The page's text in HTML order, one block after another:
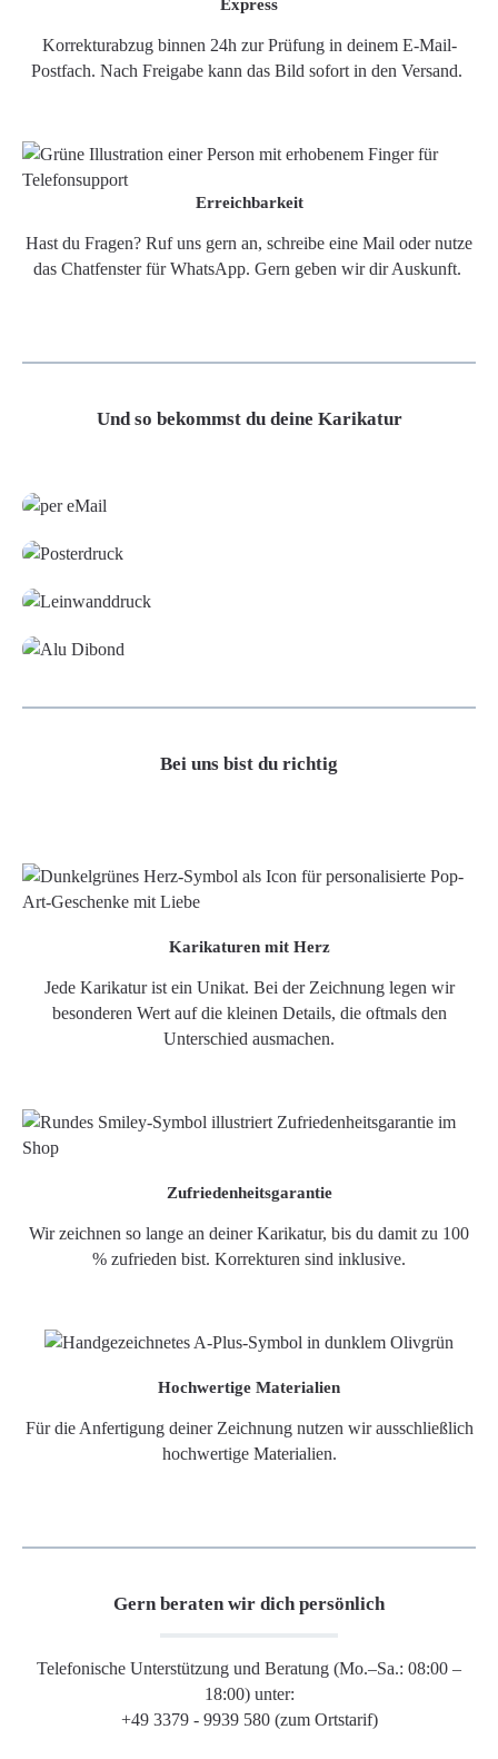
Express
Korrekturabzug binnen 24h zur Prüfung in deinem E-Mail-
Postfach. Nach Freigabe kann das Bild sofort in den Versand.
Erreichbarkeit
Hast du Fragen? Ruf uns gern an, schreibe eine Mail oder nutze
das Chatfenster für WhatsApp. Gern geben wir dir Auskunft.
Und so bekommst du deine Karikatur
Bei uns bist du richtig
Karikaturen mit Herz
Jede Karikatur ist ein Unikat. Bei der Zeichnung legen wir
besonderen Wert auf die kleinen Details, die oftmals den
Unterschied ausmachen.
Zufriedenheitsgarantie
Wir zeichnen so lange an deiner Karikatur, bis du damit zu 100
% zufrieden bist. Korrekturen sind inklusive.
Hochwertige Materialien
Für die Anfertigung deiner Zeichnung nutzen wir ausschließlich
hochwertige Materialien.
Gern beraten wir dich persönlich
Telefonische Unterstützung und Beratung (Mo.–Sa.: 08:00 –
18:00) unter:
+49 3379 - 9939 580 (zum Ortstarif)